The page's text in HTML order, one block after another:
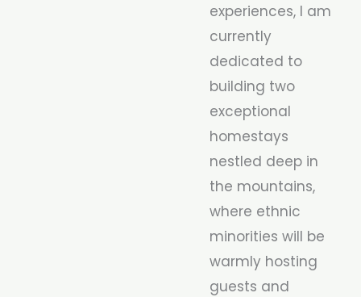
experiences, I am
currently
dedicated to
building two
exceptional
homestays
nestled deep in
the mountains,
where ethnic
minorities will be
warmly hosting
guests and